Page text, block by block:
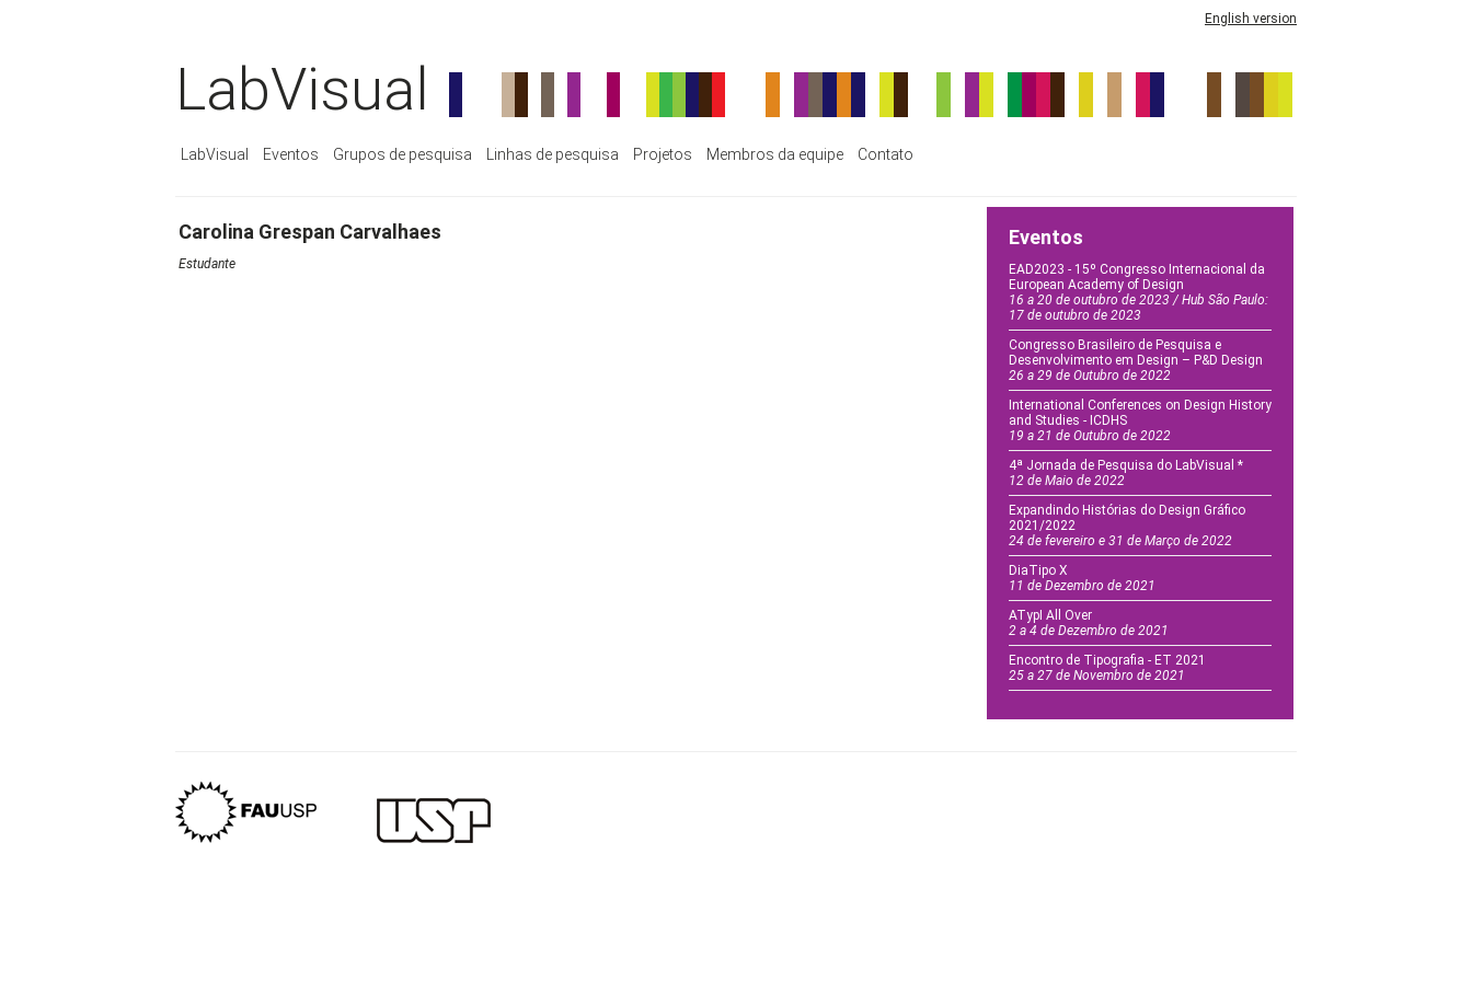
English version
LabVisual
LabVisual Eventos Grupos de pesquisa Linhas de pesquisa Projetos Membros da equipe Contato
Carolina Grespan Carvalhaes
Estudante
Eventos
EAD2023 - 15º Congresso Internacional da
European Academy of Design
16 a 20 de outubro de 2023 / Hub São Paulo:
17 de outubro de 2023
Congresso Brasileiro de Pesquisa e
Desenvolvimento em Design – P&D Design
26 a 29 de Outubro de 2022
International Conferences on Design History
and Studies - ICDHS
19 a 21 de Outubro de 2022
4ª Jornada de Pesquisa do LabVisual *
12 de Maio de 2022
Expandindo Histórias do Design Gráfico
2021/2022
24 de fevereiro e 31 de Março de 2022
DiaTipo X
11 de Dezembro de 2021
ATypI All Over
2 a 4 de Dezembro de 2021
Encontro de Tipografia - ET 2021
25 a 27 de Novembro de 2021